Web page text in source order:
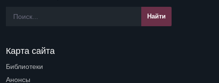
Карта сайта
Библиотеки
Анонсы